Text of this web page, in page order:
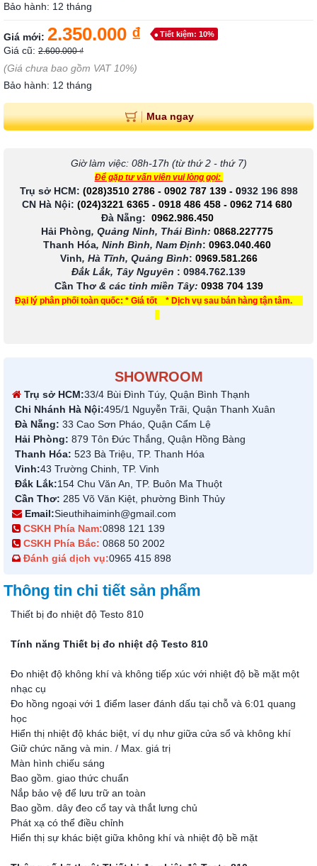
Bảo hành: 12 tháng
Giá mới: 2.350.000 ₫ Tiết kiệm: 10%
Giá cũ: 2.600.000 ₫
(Giá chưa bao gồm VAT 10%)
Bảo hành: 12 tháng
Mua ngay
Giờ làm việc: 08h-17h (từ thứ 2 - thứ 7)
Để gặp tư vấn viên vui lòng gọi:
Trụ sở HCM: (028)3510 2786 - 0902 787 139- 0932 196 898
CN Hà Nội: (024)3221 6365 - 0918 486 458 - 0962 714 680
Đà Nẵng: 0962.986.450
Hải Phòng, Quảng Ninh, Thái Bình: 0868.227775
Thanh Hóa, Ninh Bình, Nam Định: 0963.040.460
Vinh, Hà Tĩnh, Quảng Bình: 0969.581.266
Đắk Lắk, Tây Nguyên : 0984.762.139
Cần Thơ & các tỉnh miền Tây: 0938 704 139
Đại lý phân phối toàn quốc: * Giá tốt * Dịch vụ sau bán hàng tận tâm.
SHOWROOM
Trụ sở HCM:33/4 Bùi Đình Túy, Quận Bình Thạnh
Chi Nhánh Hà Nội:495/1 Nguyễn Trãi, Quận Thanh Xuân
Đà Nẵng: 33 Cao Sơn Pháo, Quận Cẩm Lệ
Hải Phòng: 879 Tôn Đức Thắng, Quận Hồng Bàng
Thanh Hóa: 523 Bà Triệu, TP. Thanh Hóa
Vinh:43 Trường Chinh, TP. Vinh
Đắk Lắk:154 Chu Văn An, TP. Buôn Ma Thuột
Cần Thơ: 285 Võ Văn Kiệt, phường Bình Thủy
Email:Sieuthihaiminh@gmail.com
CSKH Phía Nam:0898 121 139
CSKH Phía Bắc: 0868 50 2002
Đánh giá dịch vụ:0965 415 898
Thông tin chi tiết sản phẩm
Thiết bị đo nhiệt độ Testo 810
Tính năng Thiết bị đo nhiệt độ Testo 810
Đo nhiệt độ không khí và không tiếp xúc với nhiệt độ bề mặt một
nhạc cụ
Đo hồng ngoại với 1 điểm laser đánh dấu tại chỗ và 6:01 quang
học
Hiển thị nhiệt độ khác biệt, ví dụ như giữa cửa sổ và không khí
Giữ chức năng và min. / Max. giá trị
Màn hình chiếu sáng
Bao gồm. giao thức chuẩn
Nắp bảo vệ để lưu trữ an toàn
Bao gồm. dây đeo cổ tay và thắt lưng chủ
Phát xạ có thể điều chỉnh
Hiển thị sự khác biệt giữa không khí và nhiệt độ bề mặt